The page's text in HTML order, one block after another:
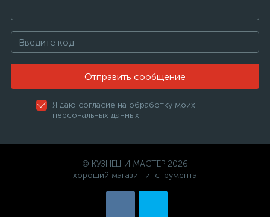
Отправить сообщение
Я даю согласие на обработку моих
персональных данных
© КУЗНЕЦ И МАСТЕР 2026
хороший магазин инструмента